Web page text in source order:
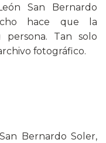
San Bernardo
hace que la
persona. Tan solo
fotográfico.
Bernardo Soler,